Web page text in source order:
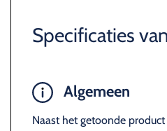
Specificaties
Algemeen
Naast het getoonde